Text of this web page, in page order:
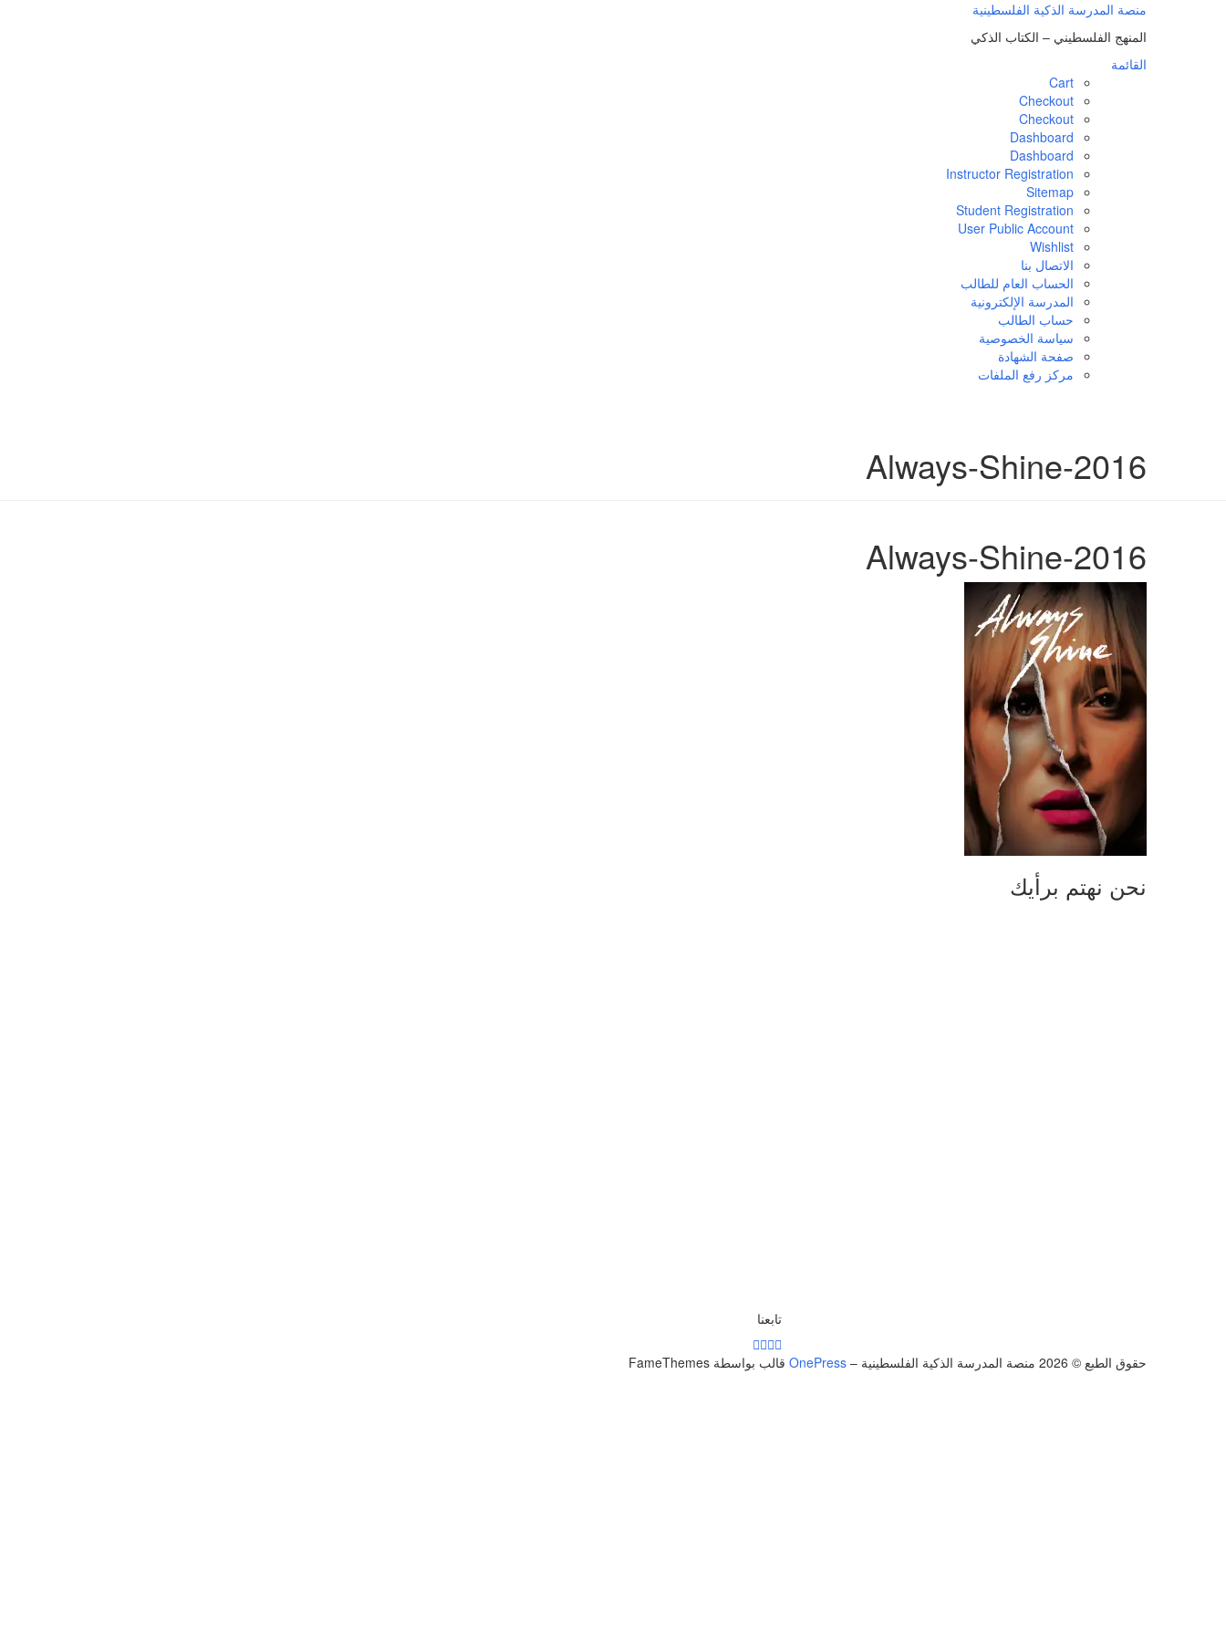
منصة المدرسة الذكية الفلسطينية
المنهج الفلسطيني – الكتاب الذكي
القائمة
Cart
Checkout
Checkout
Dashboard
Dashboard
Instructor Registration
Sitemap
Student Registration
User Public Account
Wishlist
الاتصال بنا
الحساب العام للطالب
المدرسة الإلكترونية
حساب الطالب
سياسة الخصوصية
صفحة الشهادة
مركز رفع الملفات
Always-Shine-2016
Always-Shine-2016
نحن نهتم برأيك
تابعنا
حقوق الطبع © 2026 منصة المدرسة الذكية الفلسطينية –
OnePress قالب بواسطة FameThemes